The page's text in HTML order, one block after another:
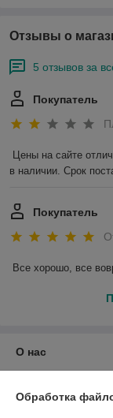
Отзывы о
5 отзывов за
Покупатель
Цены на сайте
в наличии. Срок
Покупатель
Все хорошо, все
О нас
Обработка